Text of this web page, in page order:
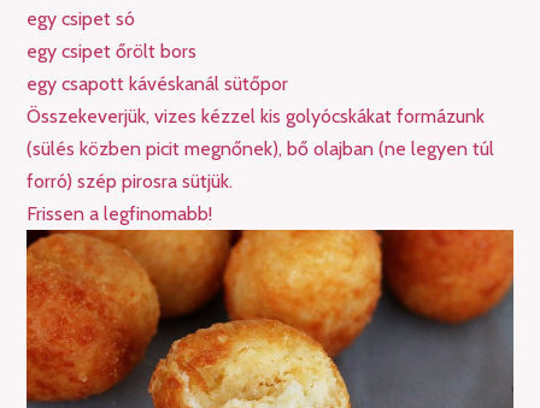
egy csipet só
egy csipet őrölt bors
egy csapott kávéskanál sütőpor
Összekeverjük, vizes kézzel kis golyócskákat formázunk
(sülés közben picit megnőnek), bő olajban (ne legyen túl
forró) szép pirosra sütjük.
Frissen a legfinomabb!